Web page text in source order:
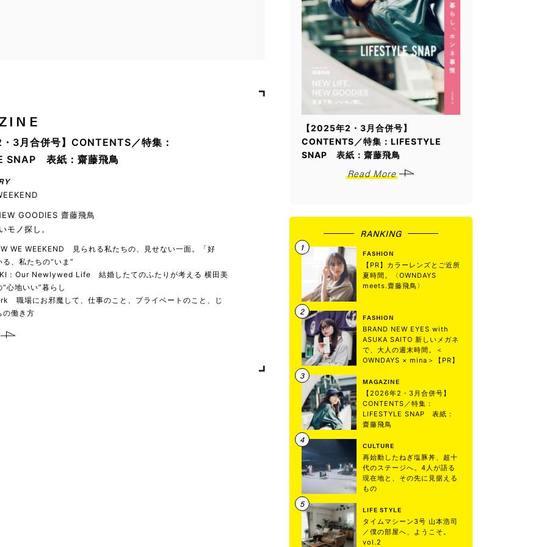
3月合併号】CONTENTS／特集：
SNAP 表紙：齋藤飛鳥
GOODIES 齋藤飛鳥
モノ探し。
WE WEEKEND 見られる私たちの、見せない一面。「好
、私たちの“いま”
：Our Newlywed Life 結婚したてのふたりが考える 横田美
心地いい”暮らし
職場にお邪魔して、仕事のこと、プライベートのこと、じ
の働き方
【2025年2・3月合併号】
CONTENTS／特集：LIFESTYLE
SNAP 表紙：齋藤飛鳥
Read More
RANKING
FASHION
【PR】カラーレンズとご近所
夏時間。〈OWNDAYS
meets.齋藤飛鳥〉
FASHION
BRAND NEW EYES with
ASUKA SAITO 新しいメガネ
で、大人の週末時間。＜
OWNDAYS × mina＞【PR】
MAGAZINE
【2026年2・3月合併号】
CONTENTS／特集：
LIFESTYLE SNAP 表紙：
齋藤飛鳥
CULTURE
再始動したねぎ塩豚丼、超十
代のステージへ。4人が語る
現在地と、その先に見据える
もの
LIFE STYLE
タイムマシーン3号 山本浩司
／僕の部屋へ、ようこそ。
vol.2